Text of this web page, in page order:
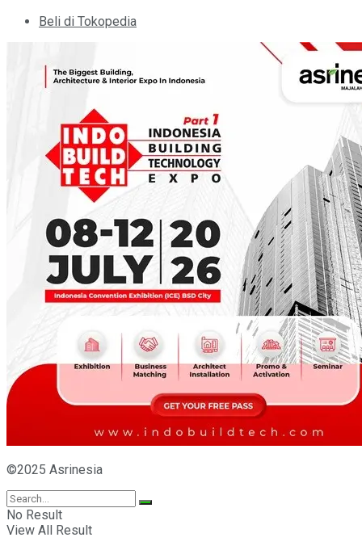
Beli di Tokopedia
©2025 Asrinesia
No Result
View All Result